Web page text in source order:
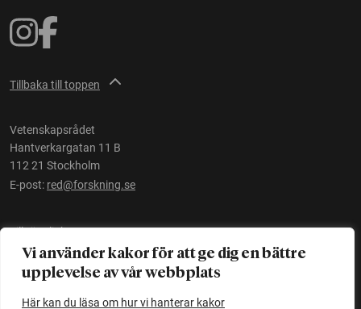
Vi använder kakor för att ge dig en bättre
upplevelse av vår webbplats
Här kan du läsa om hur vi hanterar kakor
Tillbaka till toppen
Vetenskapsrådet
Hantverkargatan 11 B
112 21 Stockholm
E-post: red@forskning.se
Tillgänglighet
Ett initiativ avVetenskapsrådet